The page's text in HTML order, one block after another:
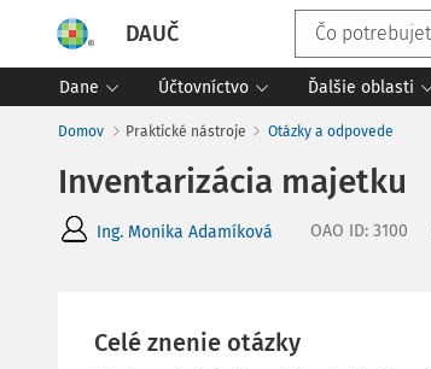
DAUČ
Dane Účtovníctvo Ďalšie oblasti
Domov Praktické nástroje Otázky a odpovede
Inventarizácia majetku
Ing. Monika Adamíková OAO ID: 3100
Celé znenie otázky